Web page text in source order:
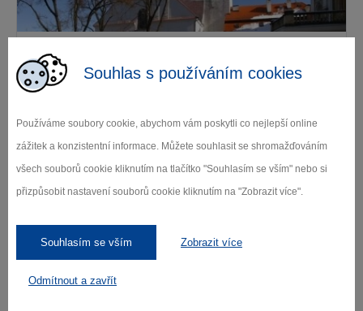
Souhlas s používáním cookies
Používáme soubory cookie, abychom vám poskytli co nejlepší online
zážitek a konzistentní informace. Můžete souhlasit se shromažďováním
všech souborů cookie kliknutím na tlačítko "Souhlasím se vším" nebo si
přizpůsobit nastavení souborů cookie kliknutím na "Zobrazit více".
Souhlasím se vším Zobrazit více
Odmítnout a zavřít
Děkanský kostel sv. Bartoloměje
Pelhřimov
Další památky
Kde se najíst